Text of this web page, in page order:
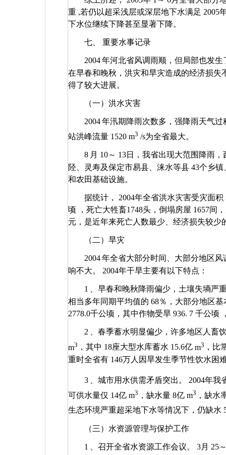
重 ,若仍以超采浅层或深层地下水满足 2005
下水位继续下降甚至显著下降。
七、 重要水事记录
2004年河北省风调雨顺，但局部也发
在早春和晚秋，洪灾和旱灾造成的经济损
得了较大进展。
（一）洪水灾害
2004年汛期降雨次数多，强降雨天气
站洪峰流量 1520 m3 /s为全省最大。
8 月 10～ 13日，我省出现大范围降雨
陉、灵寿及保定市易县、涞水等县 43个乡
和农田基础设施。
据统计， 2004年全省洪水灾害受灾面积
顷
，死亡大牲畜1748头，倒塌房屋 1657间
元，是近年来死亡人数最少、经济损失较少
（二）旱灾
2004年全省大部分时间、大部分地区
响不大。 2004年干旱主要有以下特点：
1
、早春和晚秋降雨偏少，土壤失墒严
相当多年同期平均值的 68％，大部分地区
2778.0千公顷，其中作物受旱 936. 7 千公顷
2
、春季蓄水明显偏少，许多地区人畜
m3 ，其中 18座大型水库蓄水 15.6亿 m3 ，比
重时全省有 146万人因旱发生季节性饮水困
3 、城市用水供需矛盾突出。 2004年我
可供水量仅 14亿 m3 ，缺水量 8亿 m3 ，缺水
生态环境严重超采地下水等情况下，仍缺水
（三）水资源管理与保护工作
1 、召开全省水资源工作会议。 3月 25